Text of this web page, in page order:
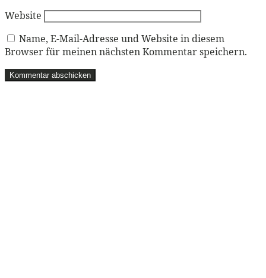
Website
Name, E-Mail-Adresse und Website in diesem
Browser für meinen nächsten Kommentar speichern.